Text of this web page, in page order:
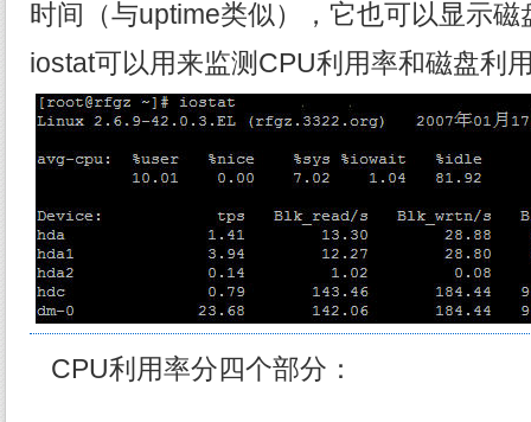
时间（与uptime类似），它也可以显示
iostat可以用来监测CPU利用率和磁盘利
CPU利用率分四个部分：